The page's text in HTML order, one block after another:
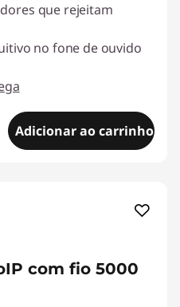
que rejeitam
no fone de ouvido
Adicionar ao carrinho
com fio 5000